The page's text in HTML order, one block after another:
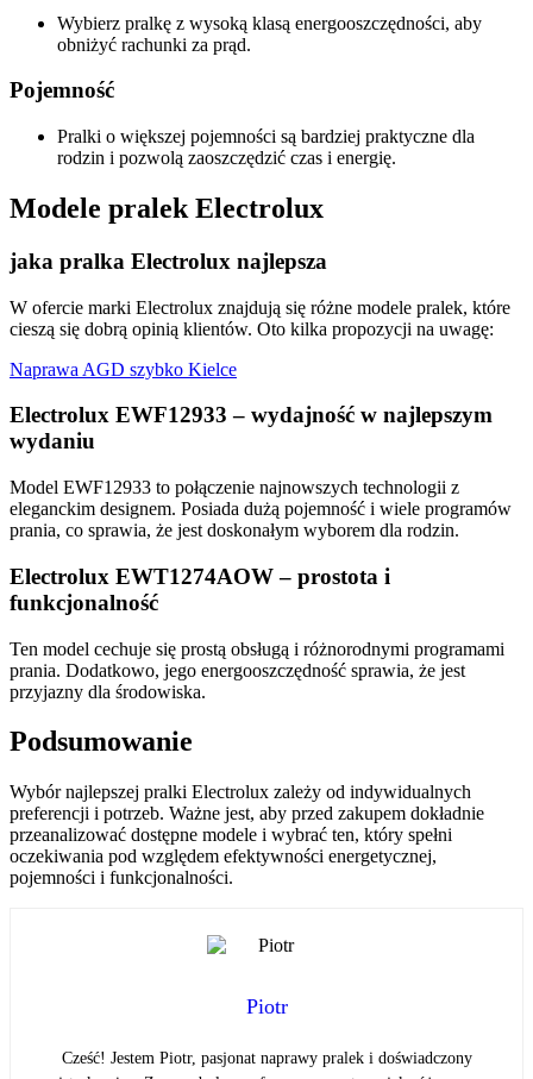
Wybierz pralkę z wysoką klasą energooszczędności, aby
obniżyć rachunki za prąd.
Pojemność
Pralki o większej pojemności są bardziej praktyczne dla
rodzin i pozwolą zaoszczędzić czas i energię.
Modele pralek Electrolux
jaka pralka Electrolux najlepsza
W ofercie marki Electrolux znajdują się różne modele pralek, które
cieszą się dobrą opinią klientów. Oto kilka propozycji na uwagę:
Naprawa AGD szybko Kielce
Electrolux EWF12933 – wydajność w najlepszym
wydaniu
Model EWF12933 to połączenie najnowszych technologii z
eleganckim designem. Posiada dużą pojemność i wiele programów
prania, co sprawia, że jest doskonałym wyborem dla rodzin.
Electrolux EWT1274AOW – prostota i
funkcjonalność
Ten model cechuje się prostą obsługą i różnorodnymi programami
prania. Dodatkowo, jego energooszczędność sprawia, że jest
przyjazny dla środowiska.
Podsumowanie
Wybór najlepszej pralki Electrolux zależy od indywidualnych
preferencji i potrzeb. Ważne jest, aby przed zakupem dokładnie
przeanalizować dostępne modele i wybrać ten, który spełni
oczekiwania pod względem efektywności energetycznej,
pojemności i funkcjonalności.
Piotr
Cześć! Jestem Piotr, pasjonat naprawy pralek i doświadczony